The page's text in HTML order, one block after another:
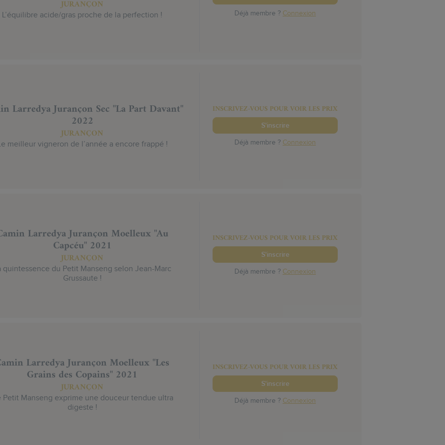
JURANÇON
L’équilibre acide/gras proche de la perfection ! Déjà membre ? Connexion
Larredya Jurançon Sec "La Part Davant"
2022
JURANÇON
meilleur vigneron de l’année a encore frappé !
INSCRIVEZ-VOUS POUR VOIR LES PRIX
S'inscrire
Déjà membre ? Connexion
Larredya Jurançon Moelleux "Au
Capcéu" 2021
JURANÇON
quintessence du Petit Manseng selon Jean-Marc
Grussaute !
INSCRIVEZ-VOUS POUR VOIR LES PRIX
S'inscrire
Déjà membre ? Connexion
Larredya Jurançon Moelleux "Les
Grains des Copains" 2021
JURANÇON
Petit Manseng exprime une douceur tendue ultra
digeste !
INSCRIVEZ-VOUS POUR VOIR LES PRIX
S'inscrire
Déjà membre ? Connexion